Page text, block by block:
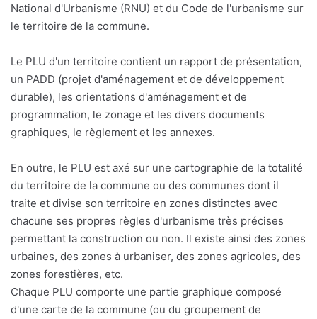
National d'Urbanisme (RNU) et du Code de l'urbanisme sur
le territoire de la commune.
Le PLU d'un territoire contient un rapport de présentation,
un PADD (projet d'aménagement et de développement
durable), les orientations d'aménagement et de
programmation, le zonage et les divers documents
graphiques, le règlement et les annexes.
En outre, le PLU est axé sur une cartographie de la totalité
du territoire de la commune ou des communes dont il
traite et divise son territoire en zones distinctes avec
chacune ses propres règles d'urbanisme très précises
permettant la construction ou non. Il existe ainsi des zones
urbaines, des zones à urbaniser, des zones agricoles, des
zones forestières, etc.
Chaque PLU comporte une partie graphique composé
d'une carte de la commune (ou du groupement de